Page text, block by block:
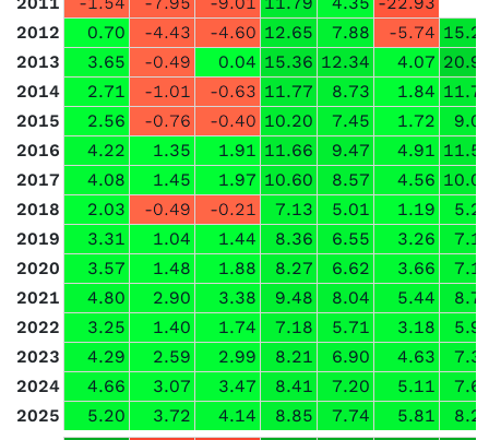
2012
0.70 -4.43 -4.60 12.65 7.88 -5.74
2013
3.65 -0.49 0.04 15.36 12.34 4.07
2014
2.71 -1.01 -0.63 11.77 8.73 1.84
2015
2.56 -0.76 -0.40 10.20 7.45 1.72
2016
4.22 1.35 1.91 11.66 9.47 4.91
2017
4.08 1.45 1.97 10.60 8.57 4.56
2018
2.03 -0.49 -0.21 7.13 5.01 1.19
2019
3.31 1.04 1.44 8.36 6.55 3.26
2020
3.57 1.48 1.88 8.27 6.62 3.66
2021
4.80 2.90 3.38 9.48 8.04 5.44
2022
3.25 1.40 1.74 7.18 5.71 3.18
2023
4.29 2.59 2.99 8.21 6.90 4.63
2024
4.66 3.07 3.47 8.41 7.20 5.11
2025
5.20 3.72 4.14 8.85 7.74 5.81